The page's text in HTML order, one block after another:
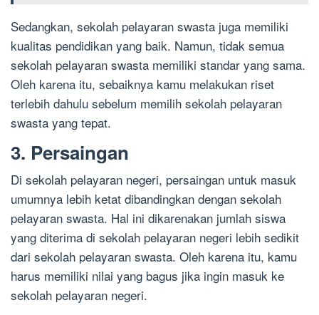
Sedangkan, sekolah pelayaran swasta juga memiliki
kualitas pendidikan yang baik. Namun, tidak semua
sekolah pelayaran swasta memiliki standar yang sama.
Oleh karena itu, sebaiknya kamu melakukan riset
terlebih dahulu sebelum memilih sekolah pelayaran
swasta yang tepat.
3. Persaingan
Di sekolah pelayaran negeri, persaingan untuk masuk
umumnya lebih ketat dibandingkan dengan sekolah
pelayaran swasta. Hal ini dikarenakan jumlah siswa
yang diterima di sekolah pelayaran negeri lebih sedikit
dari sekolah pelayaran swasta. Oleh karena itu, kamu
harus memiliki nilai yang bagus jika ingin masuk ke
sekolah pelayaran negeri.